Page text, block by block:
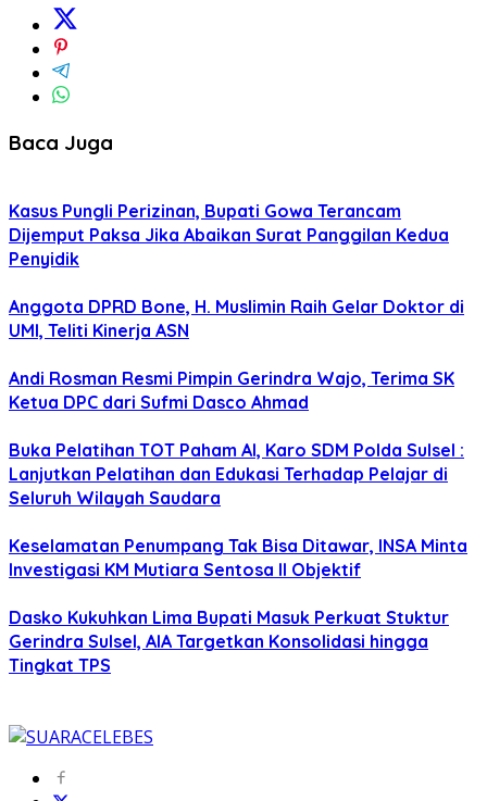
Baca Juga
Kasus Pungli Perizinan, Bupati Gowa Terancam
Dijemput Paksa Jika Abaikan Surat Panggilan Kedua
Penyidik
Anggota DPRD Bone, H. Muslimin Raih Gelar Doktor di
UMI, Teliti Kinerja ASN
Andi Rosman Resmi Pimpin Gerindra Wajo, Terima SK
Ketua DPC dari Sufmi Dasco Ahmad
Buka Pelatihan TOT Paham AI, Karo SDM Polda Sulsel :
Lanjutkan Pelatihan dan Edukasi Terhadap Pelajar di
Seluruh Wilayah Saudara
Keselamatan Penumpang Tak Bisa Ditawar, INSA Minta
Investigasi KM Mutiara Sentosa II Objektif
Dasko Kukuhkan Lima Bupati Masuk Perkuat Stuktur
Gerindra Sulsel, AIA Targetkan Konsolidasi hingga
Tingkat TPS